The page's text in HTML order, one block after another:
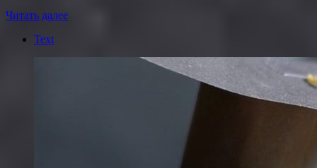
Читать далее
Text